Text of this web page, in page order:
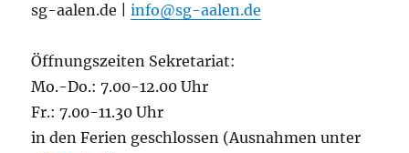
sg-aalen.de |info@sg-aalen.de
Öffnungszeiten Sekretariat:
Mo.-Do.: 7.00-12.00 Uhr
Fr.: 7.00-11.30 Uhr
in den Ferien geschlossen (Ausnahmen unter